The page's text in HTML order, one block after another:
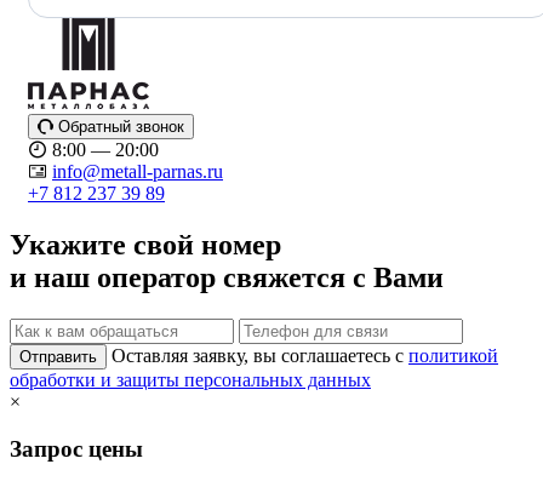
Обратный звонок
8:00 — 20:00
info@metall-parnas.ru
+7 812 237 39 89
Укажите свой номер
и наш оператор свяжется с Вами
Отправить Оставляя заявку, вы соглашаетесь с политикой
обработки и защиты персональных данных
×
Запрос цены